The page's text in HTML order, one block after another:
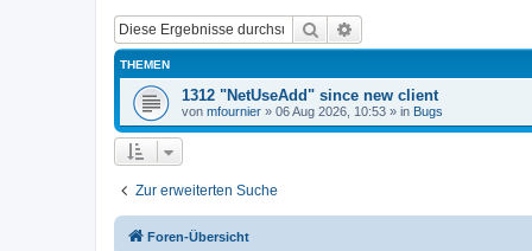
Suche
THEMEN
1312 "NetUseAdd" since new client
von mfournier » 06 Aug 2026, 10:53 » in Bugs
Zur erweiterten Suche
Foren-Übersicht